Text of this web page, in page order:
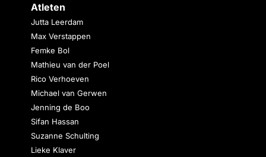
Atleten
Jutta Leerdam
Max Verstappen
Femke Bol
Mathieu van der Poel
Rico Verhoeven
Michael van Gerwen
Jenning de Boo
Sifan Hassan
Suzanne Schulting
Lieke Klaver